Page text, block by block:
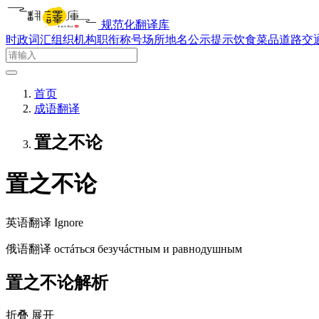
规范化翻译库
时政词汇组织机构职衔称号场所地名公示提示饮食菜品道路交
首页
成语翻译
置之不论
置之不论
英语翻译 Ignore
俄语翻译 остáться безучáстным и равнодушным
置之不论解析
折叠 展开